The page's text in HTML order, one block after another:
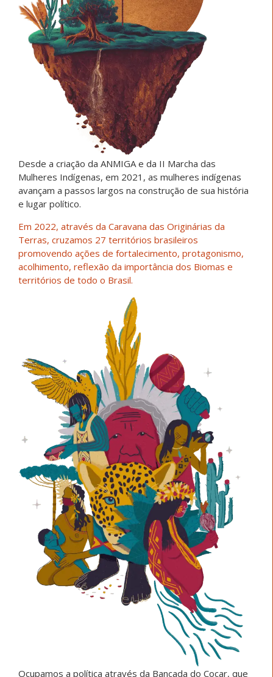
Desde a criação da ANMIGA e da II Marcha das
Mulheres Indígenas, em 2021, as mulheres indígenas
avançam a passos largos na construção de sua história
e lugar político.
Em 2022, através da Caravana das Originárias da
Terras, cruzamos 27 territórios brasileiros
promovendo ações de fortalecimento, protagonismo,
acolhimento, reflexão da importância dos Biomas e
territórios de todo o Brasil.
Ocupamos a política através da Bancada do Cocar, que